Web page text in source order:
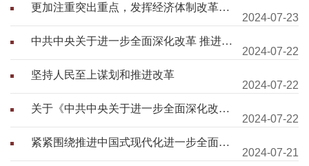
更加注重突出重点，发挥经济体制改革牵
2024-07-23
中共中央关于进一步全面深化改革 推进中
2024-07-22
坚持人民至上谋划和推进改革
2024-07-22
关于《中共中央关于进一步全面深化改
2024-07-22
紧紧围绕推进中国式现代化进一步全面深
2024-07-21